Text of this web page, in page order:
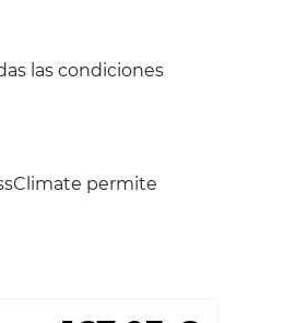
las condiciones
permite